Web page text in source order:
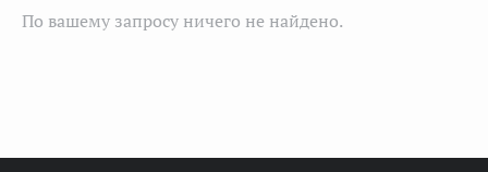
По вашему запросу ничего не найдено.